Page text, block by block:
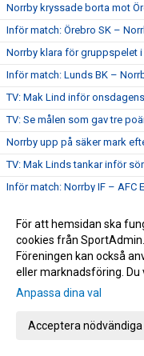
Norrby kryssade borta mot
Inför match: Örebro SK –
Norrby klara för gruppspelet i
Inför match: Lunds BK –
TV: Mak Lind inför
TV: Se målen som gav tre
Norrby upp på säker mark
TV: Mak Linds tankar inför
Inför match: Norrby IF – AFC
Lunkan efter förlusten mot
snack efter matchen"
TV: Översjös tankar inför
Inför match: Örgryte IS –
Nära Norrby S02E06:
Datum och tider för omgång
För att hemsidan ska
cookies från
Föreningen kan också
eller marknadsföring. Du
Anpassa dina val
Acceptera nödvändiga